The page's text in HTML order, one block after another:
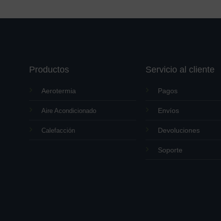
Productos
Aerotermia
Aire Acondicionado
Calefacción
Servicio al cliente
Pagos
Envíos
Devoluciones
Soporte